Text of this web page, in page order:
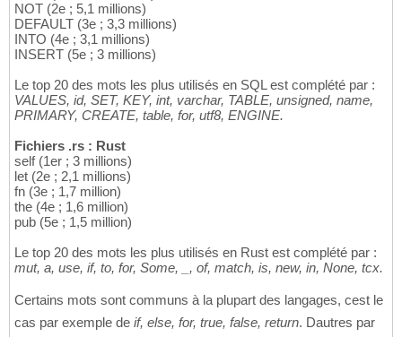
NOT (2e ; 5,1 millions)
DEFAULT (3e ; 3,3 millions)
INTO (4e ; 3,1 millions)
INSERT (5e ; 3 millions)
Le top 20 des mots les plus utilisés en SQL est complété par :
VALUES, id, SET, KEY, int, varchar, TABLE, unsigned, name,
PRIMARY, CREATE, table, for, utf8, ENGINE.
Fichiers .rs : Rust
self (1er ; 3 millions)
let (2e ; 2,1 millions)
fn (3e ; 1,7 million)
the (4e ; 1,6 million)
pub (5e ; 1,5 million)
Le top 20 des mots les plus utilisés en Rust est complété par :
mut, a, use, if, to, for, Some, _, of, match, is, new, in, None, tcx.
Certains mots sont communs à la plupart des langages, cest le
cas par exemple de if, else, for, true, false, return. Dautres par